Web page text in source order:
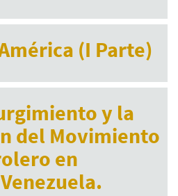
(I Parte)
y la
del Movimiento
en